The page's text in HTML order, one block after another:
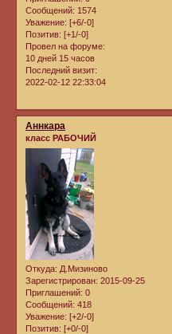
Сообщений: 1574
Уважение: [+6/-0]
Позитив: [+1/-0]
Провел на форуме:
10 дней 15 часов
Последний визит:
2022-02-12 22:33:04
Аннкара
класс РАБОЧИЙ
Откуда: Д.Мизиново
Зарегистрирован: 2015-09-25
Приглашений: 0
Сообщений: 418
Уважение: [+2/-0]
Позитив: [+0/-0]